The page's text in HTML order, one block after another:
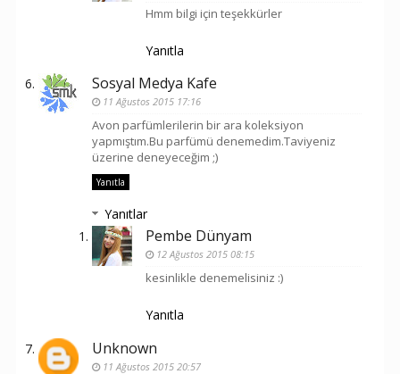
Hmm bilgi için teşekkürler
Yanıtla
Sosyal Medya Kafe
11 Ağustos 2015 17:16
Avon parfümlerilerin bir ara koleksiyon
yapmıştım.Bu parfümü denemedim.Taviyeniz
üzerine deneyeceğim ;)
Yanıtla
Yanıtlar
Pembe Dünyam
12 Ağustos 2015 08:15
kesinlikle denemelisiniz :)
Yanıtla
Unknown
11 Ağustos 2015 20:57